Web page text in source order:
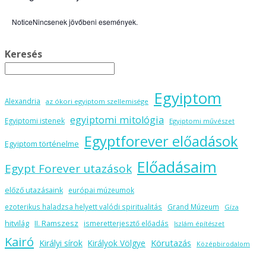
NoticeNincsenek jövőbeni események.
Keresés
Alexandria az ókori egyiptom szellemisége Egyiptom
Egyiptomi istenek egyiptomi mitológia Egyiptomi művészet
Egyiptom történelme Egyptforever előadások
Egypt Forever utazások Előadásaim
előző utazásaink
európai múzeumok
ezoterikus haladzsa helyett valódi spiritualitás
Grand Múzeum Gíza
hitvilág II. Ramszesz ismeretterjesztő előadás Iszlám építészet
Kairó Királyi sírok Királyok Völgye Körutazás Középbirodalom